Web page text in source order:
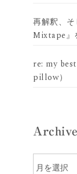
再解釈、
Mixtape』
re: my
pillow）